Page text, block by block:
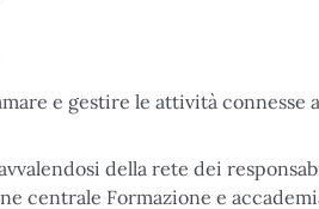
e gestire le attività connesse
della rete dei
centrale Formazione e